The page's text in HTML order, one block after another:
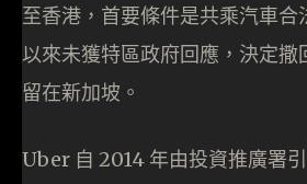
至香港，首要條件是共乘汽車合
以來未獲特區政府回應，決定撒
留在新加坡。
Uber 自 2014 年由投資推廣署